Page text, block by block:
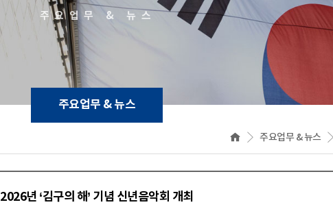
주요업무 & 뉴스
주요업무 & 뉴스
주요업무 & 뉴스
2026년 ‘김구의 해’ 기념 신년음악회 개최